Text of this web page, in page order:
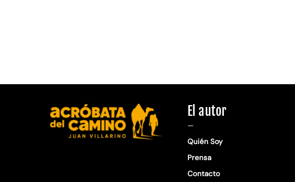
El autor
—
Quién Soy
Prensa
Contacto